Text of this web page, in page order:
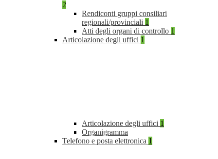
2
Rendiconti gruppi consiliari
regionali/provinciali 1
Atti degli organi di controllo 1
Articolazione degli uffici 1
Articolazione degli uffici 1
Organigramma
Telefono e posta elettronica 1